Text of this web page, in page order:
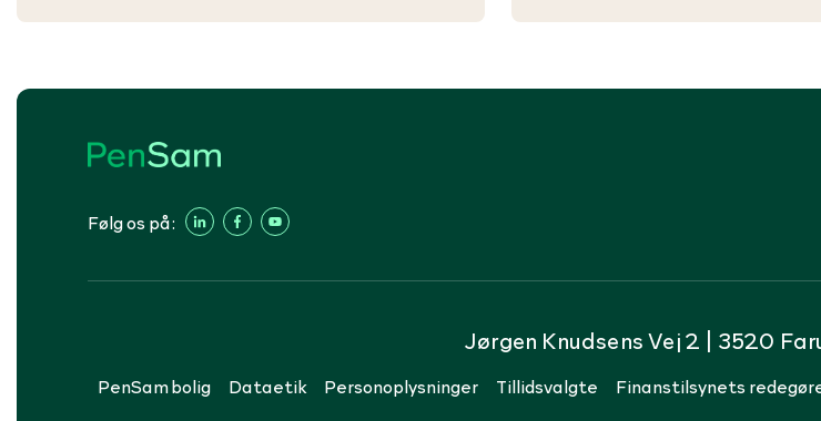
Følg os på:
Jørgen Knudsens Vej 2 | 3520
PenSam bolig Dataetik Personoplysninger Tillidsvalgte Finanstilsynets